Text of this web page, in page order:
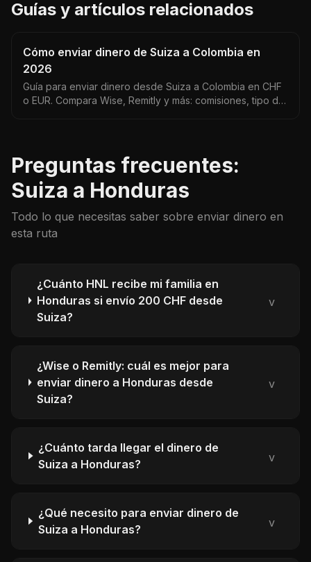
Guías y artículos relacionados
Cómo enviar dinero de Suiza a Colombia en
2026
Guía para enviar dinero desde Suiza a Colombia en CHF
o EUR. Compara Wise, Remitly y más: comisiones, tipo de
Preguntas frecuentes:
Suiza a Honduras
Todo lo que necesitas saber sobre enviar dinero en
esta ruta
¿Cuánto HNL recibe mi familia en
Honduras si envío 200 CHF desde
Suiza?
v
¿Wise o Remitly: cuál es mejor para
enviar dinero a Honduras desde
Suiza?
v
¿Cuánto tarda llegar el dinero de
Suiza a Honduras?
v
¿Qué necesito para enviar dinero de
Suiza a Honduras?
v